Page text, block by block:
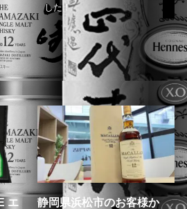
した！
エ
静岡県浜松市のお客様か